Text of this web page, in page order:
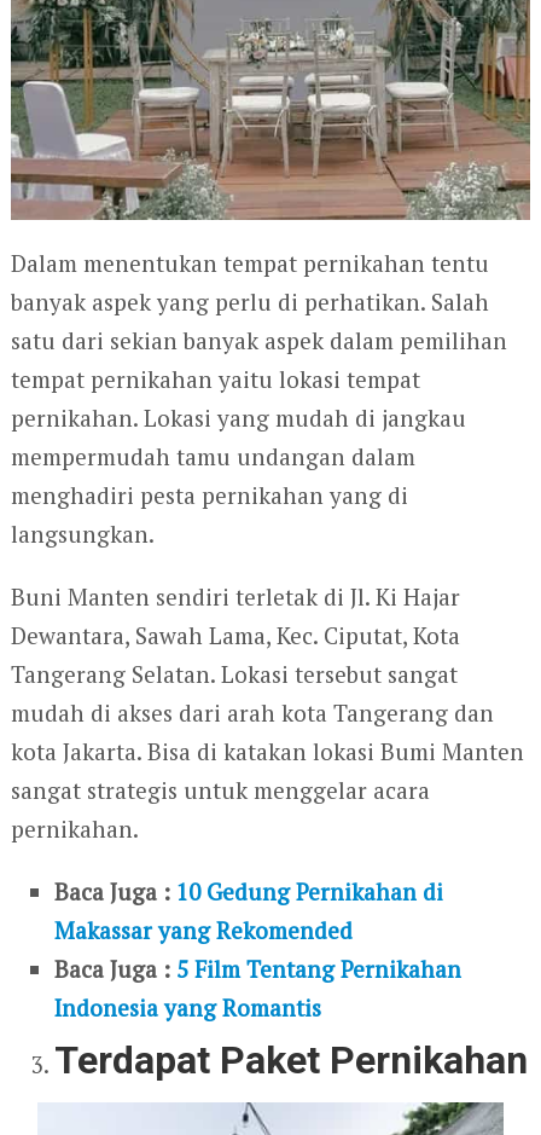
Dalam menentukan tempat pernikahan tentu
banyak aspek yang perlu di perhatikan. Salah
satu dari sekian banyak aspek dalam pemilihan
tempat pernikahan yaitu lokasi tempat
pernikahan. Lokasi yang mudah di jangkau
mempermudah tamu undangan dalam
menghadiri pesta pernikahan yang di
langsungkan.
Buni Manten sendiri terletak di Jl. Ki Hajar
Dewantara, Sawah Lama, Kec. Ciputat, Kota
Tangerang Selatan. Lokasi tersebut sangat
mudah di akses dari arah kota Tangerang dan
kota Jakarta. Bisa di katakan lokasi Bumi Manten
sangat strategis untuk menggelar acara
pernikahan.
Baca Juga : 10 Gedung Pernikahan di
Makassar yang Rekomended
Baca Juga : 5 Film Tentang Pernikahan
Indonesia yang Romantis
Terdapat Paket Pernikahan